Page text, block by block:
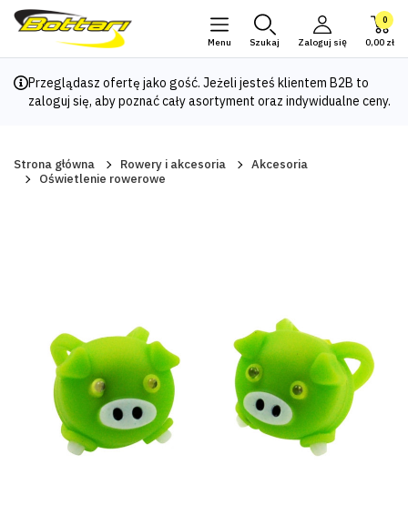
Menu Szukaj Zaloguj się
0
0,00 zł
Przeglądasz ofertę jako gość. Jeżeli jesteś klientem B2B to
zaloguj się, aby poznać cały asortyment oraz indywidualne ceny.
Strona główna Rowery i akcesoria
Akcesoria
Oświetlenie rowerowe